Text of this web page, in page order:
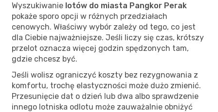
Wyszukiwanie lotów do miasta Pangkor Perak
pokaże sporo opcji w różnych przedziałach
cenowych. Właściwy wybór zależy od tego, co jest
dla Ciebie najważniejsze. Jeśli liczy się czas, krótszy
przelot oznacza więcej godzin spędzonych tam,
gdzie chcesz być.
Jeśli wolisz ograniczyć koszty bez rezygnowania z
komfortu, trochę elastyczności może dużo zmienić.
Przesunięcie dat o dzień lub dwa albo sprawdzenie
innego lotniska odlotu może zauważalnie obniżyć